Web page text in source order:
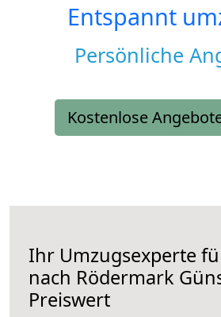
Entspannt
Persönliche
Kostenlose
Ihr Umzugsexperte
nach Rödermark
Preiswert